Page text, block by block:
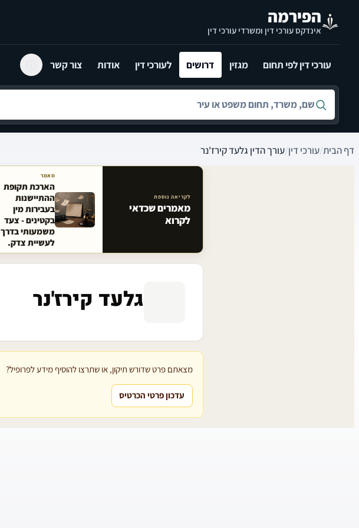
הפירמה
אינדקס עורכי דין ומשרדי עורכי דין
עורכי דין לפי תחום מגזין דרושים לעורכי דין אודות צור קשר
חיפוש לפי שם, משרד, תחום משפט או עיר
דף הבית/עורכי דין/עורך הדין גלעד קירז'נר
מאמרים קשורים באתר
לקריאה נוספת
מאמרים שכדאי
לקרוא
מאמר
הארכת תקופת
ההתיישנות
בעבירות מין
בקטינים - צעד
משמעותי בדרך
לעשיית צדק.
גלעד קירז'נר
מצאתם פרט שדורש תיקון, או שתרצו להוסיף מידע לפרופיל?
עדכון פרטי הכרטיס